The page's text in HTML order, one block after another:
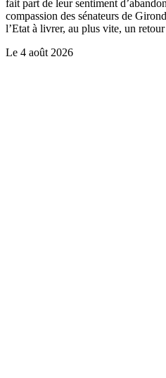
fait part de leur sentiment
compassion des sénateurs de
l’Etat à livrer, au plus vite, un retour
Le 4 août 2026